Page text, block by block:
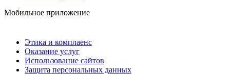
Мобильное приложение
Этика и комплаенс
Оказание услуг
Использование сайтов
Защита персональных данных